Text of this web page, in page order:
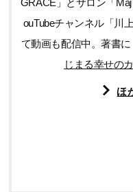
GRACE」とサロン「
ouTubeチャンネル「川
て動画も配信中。著書に
じまる幸せの
ほ